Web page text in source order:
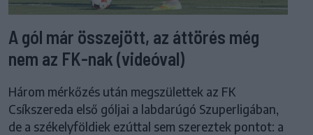
A gól már összejött, az áttörés még
nem az FK-nak (videóval)
Három mérkőzés után megszülettek az FK
Csíkszereda első góljai a labdarúgó Szuperligában,
de a székelyföldiek ezúttal sem szereztek pontot: a